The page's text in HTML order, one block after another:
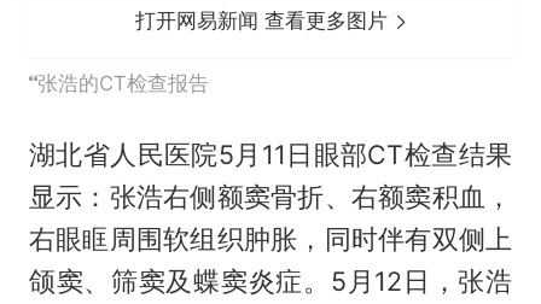
打开网易新闻 查看更多图片
张浩的CT检查报告
湖北省人民医院5月11日眼部CT检查结果
显示：张浩右侧额窦骨折、右额窦积血，
右眼眶周围软组织肿胀，同时伴有双侧上
颌窦、筛窦及蝶窦炎症。5月12日，张浩